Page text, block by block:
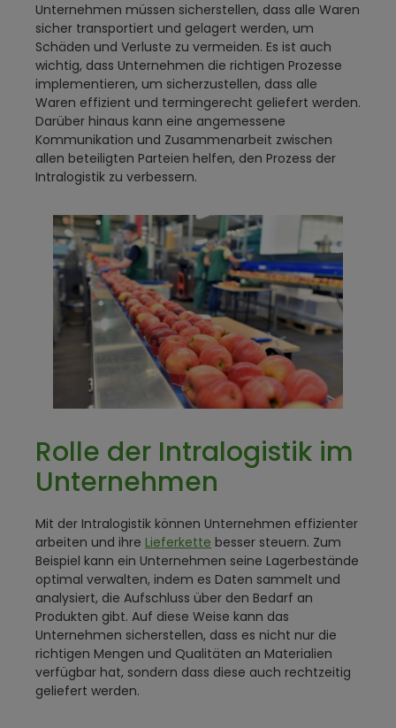
Unternehmen müssen sicherstellen, dass alle Waren
sicher transportiert und gelagert werden, um
Schäden und Verluste zu vermeiden. Es ist auch
wichtig, dass Unternehmen die richtigen Prozesse
implementieren, um sicherzustellen, dass alle
Waren effizient und termingerecht geliefert werden.
Darüber hinaus kann eine angemessene
Kommunikation und Zusammenarbeit zwischen
allen beteiligten Parteien helfen, den Prozess der
Intralogistik zu verbessern.
Rolle der Intralogistik im
Unternehmen
Mit der Intralogistik können Unternehmen effizienter
arbeiten und ihre Lieferkette besser steuern. Zum
Beispiel kann ein Unternehmen seine Lagerbestände
optimal verwalten, indem es Daten sammelt und
analysiert, die Aufschluss über den Bedarf an
Produkten gibt. Auf diese Weise kann das
Unternehmen sicherstellen, dass es nicht nur die
richtigen Mengen und Qualitäten an Materialien
verfügbar hat, sondern dass diese auch rechtzeitig
geliefert werden.